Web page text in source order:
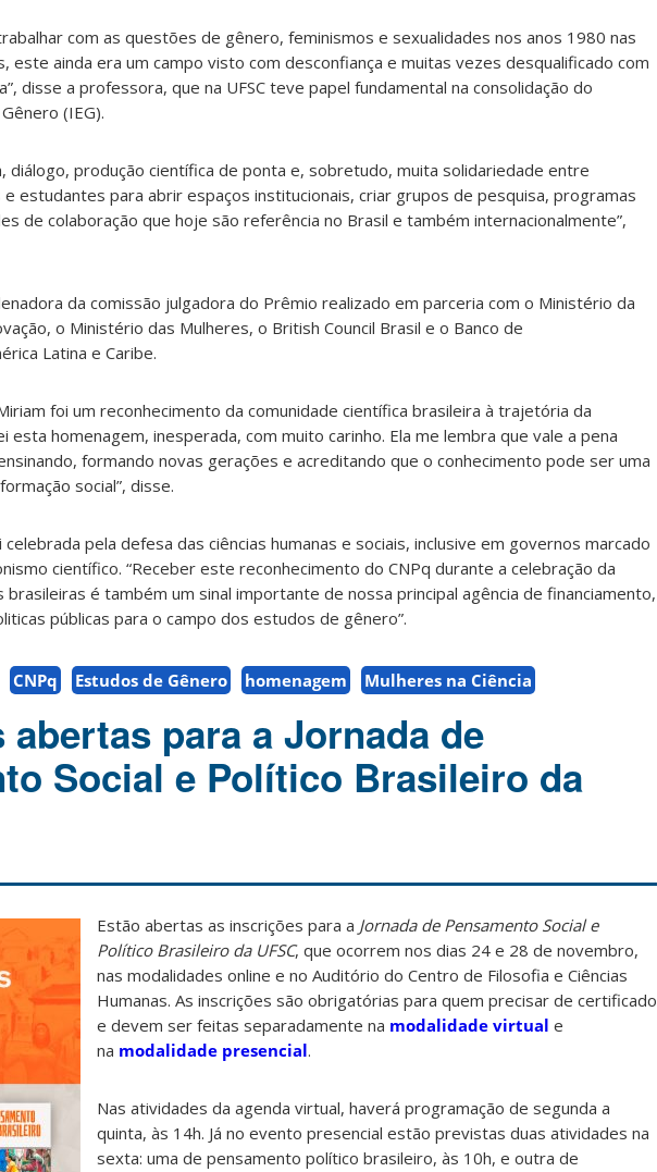
com as questões de gênero, feminismos e sexualidades nos anos 1980 nas
este ainda era um campo visto com desconfiança e muitas vezes desqualificado com
disse a professora, que na UFSC teve papel fundamental na consolidação do
(IEG).
diálogo, produção científica de ponta e, sobretudo, muita solidariedade entre
estudantes para abrir espaços institucionais, criar grupos de pesquisa, programas
de colaboração que hoje são referência no Brasil e também internacionalmente”,
da comissão julgadora do Prêmio realizado em parceria com o Ministério da
o Ministério das Mulheres, o British Council Brasil e o Banco de
Latina e Caribe.
foi um reconhecimento da comunidade científica brasileira à trajetória da
esta homenagem, inesperada, com muito carinho. Ela me lembra que vale a pena
formando novas gerações e acreditando que o conhecimento pode ser uma
social”, disse.
pela defesa das ciências humanas e sociais, inclusive em governos marcado
científico. “Receber este reconhecimento do CNPq durante a celebração da
brasileiras é também um sinal importante de nossa principal agência de financiamento,
públicas para o campo dos estudos de gênero”.
CNPq Estudos de Gênero homenagem Mulheres na Ciência
para a Jornada de
Social e Político Brasileiro da
Estão abertas as inscrições para a Jornada de Pensamento Social e
Político Brasileiro da UFSC, que ocorrem nos dias 24 e 28 de novembro,
nas modalidades online e no Auditório do Centro de Filosofia e Ciências
Humanas. As inscrições são obrigatórias para quem precisar de certificado
e devem ser feitas separadamente na modalidade virtual e
na modalidade presencial.
Nas atividades da agenda virtual, haverá programação de segunda a
quinta, às 14h. Já no evento presencial estão previstas duas atividades na
sexta: uma de pensamento político brasileiro, às 10h, e outra de